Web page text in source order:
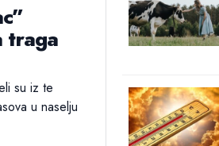
traga
su iz te
u naselju